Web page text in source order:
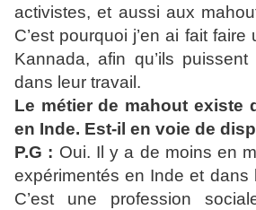
activistes, et aussi aux
C’est pourquoi j’en ai fait
Kannada, afin qu’ils puissent
dans leur travail.
Le métier de mahout existe
en Inde. Est-il en voie de
P.G : Oui. Il y a de moins en
expérimentés en Inde et dans
C’est une profession